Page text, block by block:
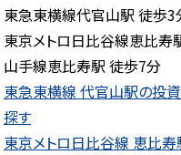
東急東横線代官山駅 徒歩3
東京メトロ日比谷線恵比寿
山手線恵比寿駅 徒歩7分
東急東横線 代官山駅の投
探す
東京メトロ日比谷線 恵比